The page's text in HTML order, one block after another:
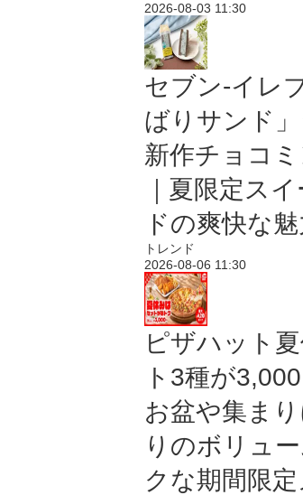
2026-08-03 11:30
セブン‐イレ
ばりサンド
新作チョコ
｜夏限定ス
ドの爽快な魅
トレンド
2026-08-06 11:30
ピザハット
ト3種が
お盆や集ま
りのボリュ
クな期間限